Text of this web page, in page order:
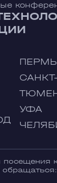
ПЕРМЬ
УФА
посещения
обращаться: